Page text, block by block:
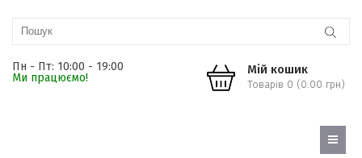
Пн - Пт: 10:00 - 19:00
Ми працюємо!
Мій кошик
Товарів 0 (0.00 грн)